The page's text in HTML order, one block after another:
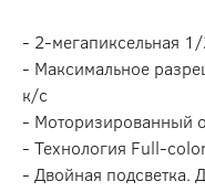
- 2-мегапиксельная
- Максимальное
к/с
- Моторизированный
- Технология Full-
- Двойная подсветка.